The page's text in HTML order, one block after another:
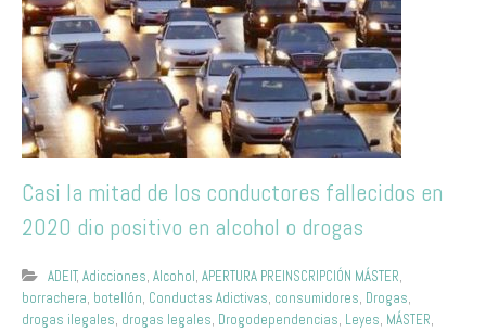
Casi la mitad de los conductores fallecidos en
2020 dio positivo en alcohol o drogas
ADEIT, Adicciones, Alcohol, APERTURA PREINSCRIPCIÓN MÁSTER,
borrachera, botellón, Conductas Adictivas, consumidores, Drogas,
drogas ilegales, drogas legales, Drogodependencias, Leyes, MÁSTER,